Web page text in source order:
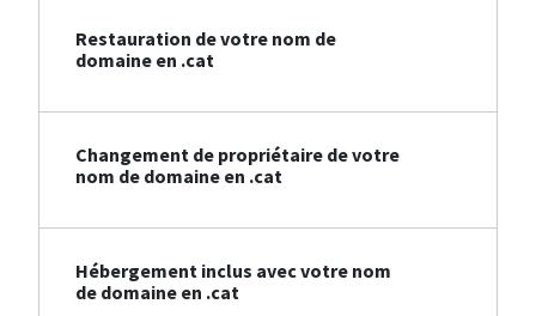
Restauration de votre nom de
domaine en .cat
Changement de propriétaire de votre
nom de domaine en .cat
Hébergement inclus avec votre nom
de domaine en .cat